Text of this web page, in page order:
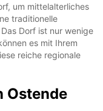
um mittelalterliches
traditionelle
Dorf ist nur wenige
es mit Ihrem
reiche regionale
Ostende